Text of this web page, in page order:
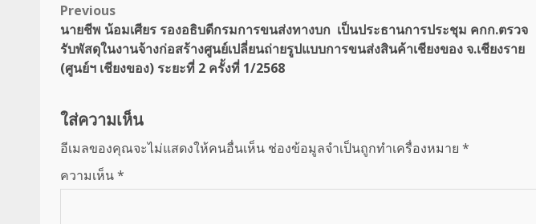
Post
navigation
Previous
นายชีพ น้อมเศียร รองอธิบดีกรมการขนส่งทางบก เป็นประธานการประชุม คกก.ตรวจ
รับพัสดุในงานจ้างก่อสร้างศูนย์เปลี่ยนถ่ายรูปแบบการขนส่งสินค้าเชียงของ จ.เชียงราย
(ศูนย์ฯ เชียงของ) ระยะที่ 2 ครั้งที่ 1/2568
ใส่ความเห็น
อีเมลของคุณจะไม่แสดงให้คนอื่นเห็น ช่องข้อมูลจำเป็นถูกทำเครื่องหมาย *
ความเห็น*